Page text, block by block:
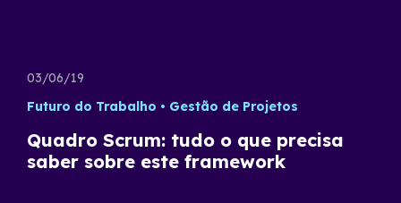
03/06/19
Futuro do Trabalho
Gestão de Projetos
Quadro Scrum: tudo o que precisa
saber sobre este framework